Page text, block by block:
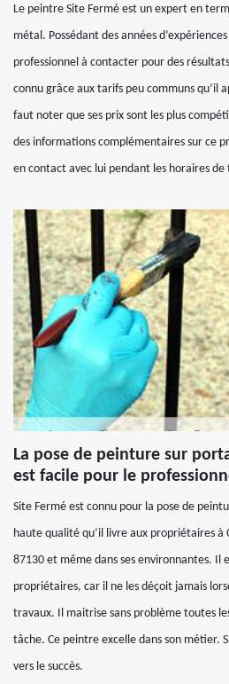
Le peintre Site Fermé est un expert en
métal. Possédant des années
professionnel à contacter pour des
connu grâce aux tarifs peu communs qu’il
faut noter que ses prix sont les plus
des informations complémentaires sur ce
en contact avec lui pendant les horaires de
La pose de peinture sur
est facile pour le
Site Fermé est connu pour la pose de
haute qualité qu’il livre aux propriétaires à
87130 et même dans ses environnantes. Il
propriétaires, car il ne les déçoit jamais
travaux. Il maitrise sans problème toutes
tâche. Ce peintre excelle dans son métier.
vers le succès.